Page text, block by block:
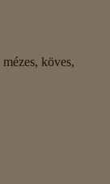
köves,